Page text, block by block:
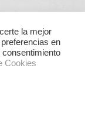
la mejor
en
Cookies